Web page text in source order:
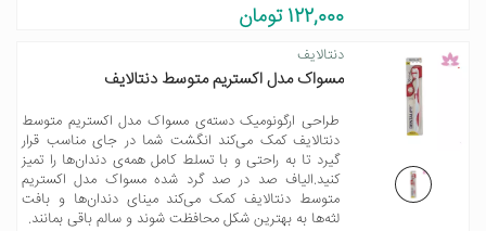
122,000 تومان
دنتالایف
مسواک مدل اکستریم متوسط دنتالایف
طراحی ارگونومیک دسته‌ی مسواک مدل اکستریم متوسط
دنتالایف کمک می‌کند انگشت شما در جای مناسب قرار
گیرد تا به راحتی و با تسلط کامل همه‌ی دندان‌‌ها را تمیز
کنید.الیاف صد در صد گرد شده مسواک مدل اکستریم
متوسط دنتالایف کمک می‌کند مینای دندان‌ها و بافت
لثه‌ها به بهترین شکل محافظت شوند و سالم باقی بمانند.